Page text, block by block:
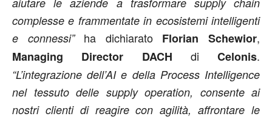
complesse e frammentate in ecosistemi intelligenti
e connessi”ha dichiarato Florian Schewior,
Managing Director DACH di Celonis.
“L’integrazione dell’AI e della Process Intelligence
nel tessuto delle supply operation, consente ai
nostri clienti di reagire con agilità, affrontare le